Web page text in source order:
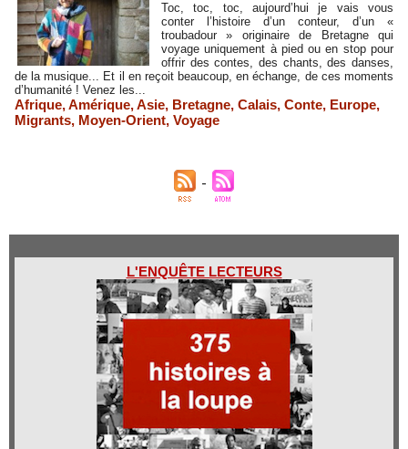
Toc, toc, toc, aujourd’hui je vais vous
conter l’histoire d’un conteur, d’un «
troubadour » originaire de Bretagne qui
voyage uniquement à pied ou en stop pour
offrir des contes, des chants, des danses,
de la musique... Et il en reçoit beaucoup, en échange, de ces moments
d’humanité ! Venez les...
Afrique,Amérique,Asie, Bretagne, Calais, Conte, Europe,
Migrants, Moyen-Orient, Voyage
L'ENQUÊTE LECTEURS